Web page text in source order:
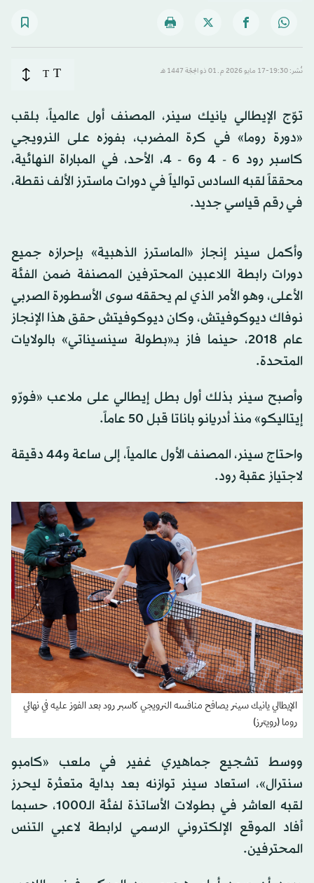
نُشر: 19:30-17 مايو 2026 م ـ 01 ذو الحِجّة 1447 هـ T
T
توّج الإيطالي يانيك سينر، المصنف أول عالمياً، بلقب
«دورة روما» في كرة المضرب، بفوزه على النرويجي
كاسبر رود 6 - 4 و6 - 4، الأحد، في المباراة النهائية،
محققاً لقبه السادس توالياً في دورات ماسترز الألف نقطة،
في رقم قياسي جديد.
وأكمل سينر إنجاز «الماسترز الذهبية» بإحرازه جميع
دورات رابطة اللاعبين المحترفين المصنفة ضمن الفئة
الأعلى، وهو الأمر الذي لم يحققه سوى الأسطورة الصربي
نوفاك ديوكوفيتش، وكان ديوكوفيتش حقق هذا الإنجاز
عام 2018، حينما فاز بـ«بطولة سينسيناتي» بالولايات
المتحدة.
وأصبح سينر بذلك أول بطل إيطالي على ملاعب «فورّو
إيتاليكو» منذ أدريانو باناتا قبل 50 عاماً.
واحتاج سينر، المصنف الأول عالمياً، إلى ساعة و44 دقيقة
لاجتياز عقبة رود.
الإيطالي يانيك سينر يصافح منافسه النرويجي كاسبر رود بعد الفوز عليه في نهائي
روما (رويترز)
ووسط تشجيع جماهيري غفير في ملعب «كامبو
سنترال»، استعاد سينر توازنه بعد بداية متعثرة ليحرز
لقبه العاشر في بطولات الأساتذة لفئة الـ1000، حسبما
أفاد الموقع الإلكتروني الرسمي لرابطة لاعبي التنس
المحترفين.